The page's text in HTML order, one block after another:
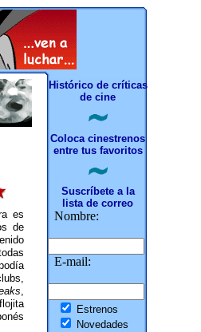
es
de
,
Histórico de críticas
de cine
Coloca cinestrenos
entre tus favoritos
Suscríbete a la
lista de correo
Nombre:
E-mail:
Estrenos
Novedades